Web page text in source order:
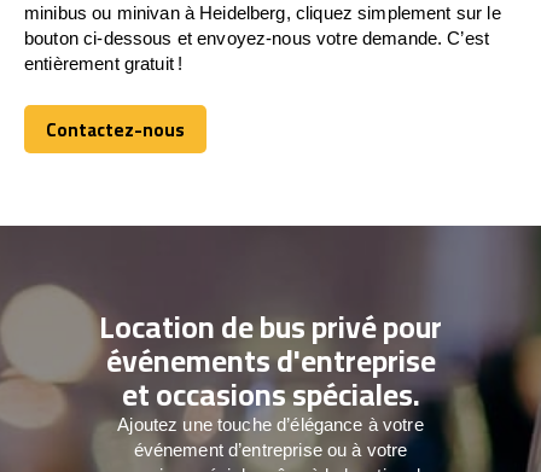
minibus ou minivan à Heidelberg, cliquez simplement sur le
bouton ci-dessous et envoyez-nous votre demande. C’est
entièrement gratuit !
Contactez-nous
Contactez-nous
Location de bus privé pour
événements d'entreprise
et occasions spéciales.
Ajoutez une touche d’élégance à votre
événement d’entreprise ou à votre